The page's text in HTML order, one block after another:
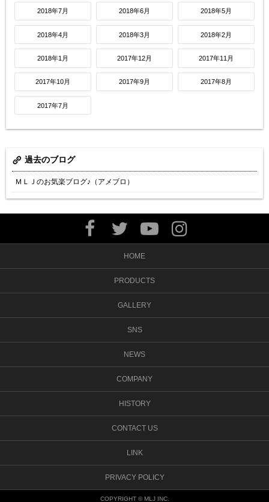
2018年7月 2018年6月 2018年5月
2018年4月 2018年3月 2018年2月
2018年1月 2017年12月 2017年11月
2017年10月 2017年9月 2017年8月
2017年7月
過去のブログ
ＭＬＪのお気楽ブログ♪（アメブロ）
HOME
PRODUCTS
GALLERY
SNS
NEWS
COMPANY
HISTORY
CONTACT US
LINK
PRIVACY POLICY
COPYRIGHT © MLJ INC.